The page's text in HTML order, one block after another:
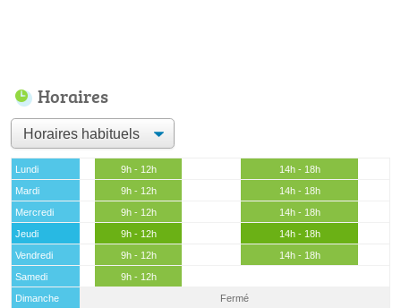
Horaires
Lundi 9h - 12h
14h - 18h
Mardi
9h - 12h
14h - 18h
Mercredi
9h - 12h
14h - 18h
Jeudi
9h - 12h
14h - 18h
Vendredi
9h - 12h
14h - 18h
Samedi
9h - 12h
Dimanche
Fermé